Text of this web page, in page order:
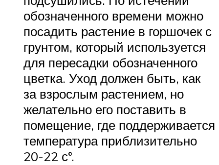
обозначенного времени можно
посадить растение в горшочек с
грунтом, который используется
для пересадки обозначенного
цветка. Уход должен быть, как
за взрослым растением, но
желательно его поставить в
помещение, где поддерживается
температура приблизительно
20-22 с°.